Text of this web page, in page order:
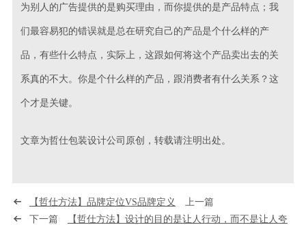
为别人的广告提供的是购买理由，而你提供的是产品特点；我
们最容易犯的错误就是总在研究自己的产品是个什么样的产
品，有些什么特点，实际上，这跟如何将这个产品卖出去的关
系真的不大。你是个什么样的产品，跟消费者有什么关系？这
个才是关键。
文章为哲仕包装设计公司原创，转载请注明出处。
【哲仕方法】品牌定位VS品牌定义
上一篇
下一篇
【哲仕方法】设计的目的是让人行动，而不是让人夸